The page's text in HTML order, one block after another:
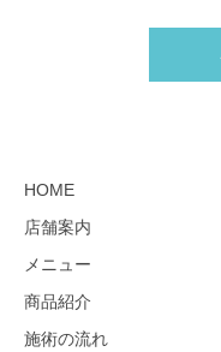
HOME
店舗案内
メニュー
商品紹介
施術の流れ